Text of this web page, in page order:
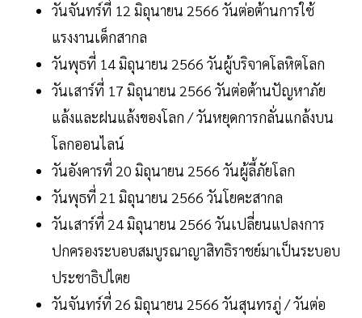
วันจันทร์ที่ 12 มิถุนายน 2566 วันต่อต้านการใช้
แรงงานเด็กสากล
วันพุธที่ 14 มิถุนายน 2566 วันผู้บริจาคโลหิตโลก
วันเสาร์ที่ 17 มิถุนายน 2566 วันต่อต้านปัญหาภัย
แล้งและฝนแล้งของโลก / วันหยุดการกลั่นแกล้งบน
โลกออนไลน์
วันอังคารที่ 20 มิถุนายน 2566 วันผู้ลี้ภัยโลก
วันพุธที่ 21 มิถุนายน 2566 วันโยคะสากล
วันเสาร์ที่ 24 มิถุนายน 2566 วันเปลี่ยนแปลงการ
ปกครองระบอบสมบูรณาญาสิทธิราชย์มาเป็นระบอบ
ประชาธิปไตย
วันจันทร์ที่ 26 มิถุนายน 2566 วันสุนทรภู่ / วันต่อ